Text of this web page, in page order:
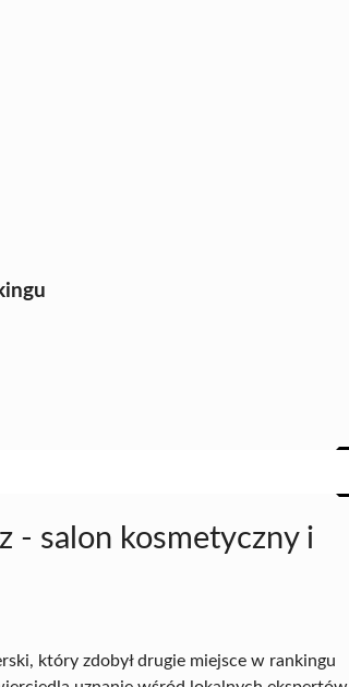
- salon kosmetyczny i
który zdobył drugie miejsce w rankingu